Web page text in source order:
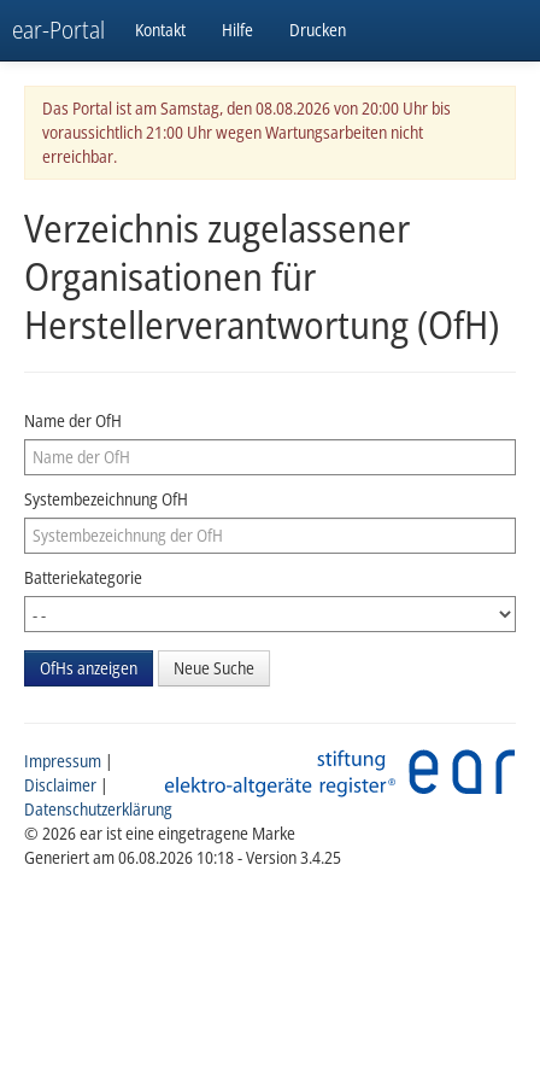
ear-Portal Kontakt Hilfe Drucken
Das Portal ist am Samstag, den 08.08.2026 von 20:00 Uhr bis
voraussichtlich 21:00 Uhr wegen Wartungsarbeiten nicht
erreichbar.
Verzeichnis zugelassener
Organisationen für
Herstellerverantwortung (OfH)
Name der OfH
Systembezeichnung OfH
Batteriekategorie
Neue Suche
Impressum |
Disclaimer |
Datenschutzerklärung
© 2026 ear ist eine eingetragene Marke
Generiert am 06.08.2026 10:18 - Version 3.4.25